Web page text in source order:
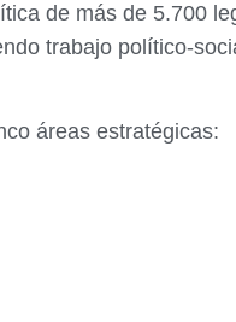
de más de 5.700
trabajo político-
áreas estratégicas: